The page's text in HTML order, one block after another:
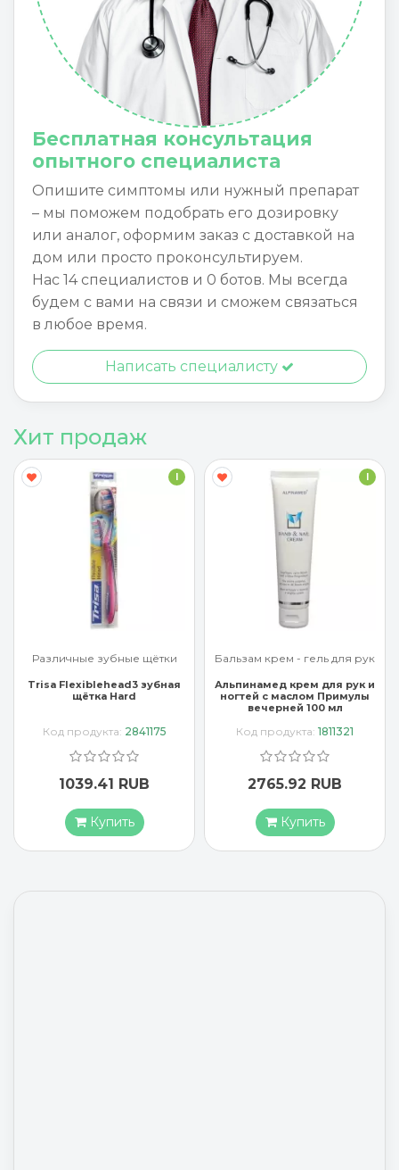
Бесплатная консультация
опытного специалиста
Опишите симптомы или нужный препарат
– мы поможем подобрать его дозировку
или аналог, оформим заказ с доставкой на
дом или просто проконсультируем.
Нас 14 специалистов и 0 ботов. Мы всегда
будем с вами на связи и сможем связаться
в любое время.
Написать специалисту
Хит продаж
Различные зубные щётки
Trisa Flexiblehead3 зубная
щётка Hard
Код продукта: 2841175
1039.41 RUB
Купить
Бальзам крем - гель для рук
Альпинамед крем для рук и
ногтей с маслом Примулы
вечерней 100 мл
Код продукта: 1811321
2765.92 RUB
Купить